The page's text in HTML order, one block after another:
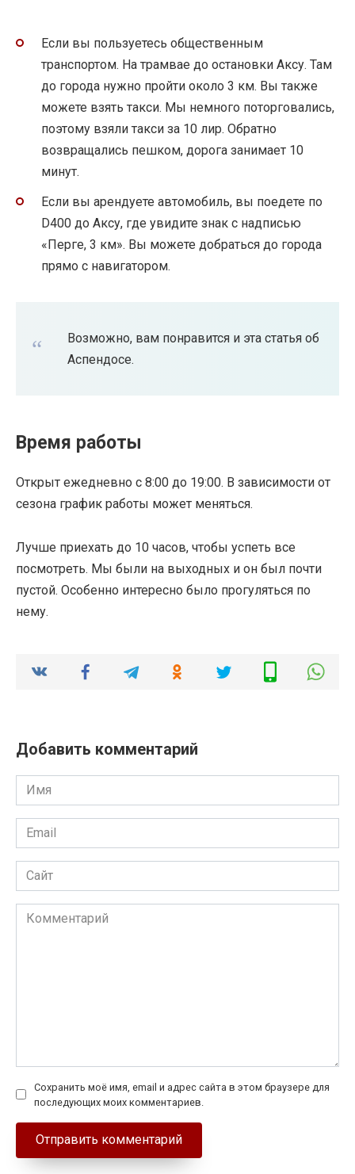
Если вы пользуетесь общественным
транспортом. На трамвае до остановки Аксу. Там
до города нужно пройти около 3 км. Вы также
можете взять такси. Мы немного поторговались,
поэтому взяли такси за 10 лир. Обратно
возвращались пешком, дорога занимает 10
минут.
Если вы арендуете автомобиль, вы поедете по
D400 до Аксу, где увидите знак с надписью
«Перге, 3 км». Вы можете добраться до города
прямо с навигатором.
Возможно, вам понравится и эта статья об
Аспендосе.
Время работы
Открыт ежедневно с 8:00 до 19:00. В зависимости от
сезона график работы может меняться.
Лучше приехать до 10 часов, чтобы успеть все
посмотреть. Мы были на выходных и он был почти
пустой. Особенно интересно было прогуляться по
нему.
Добавить комментарий
Имя
*
Email
*
Сайт
Комментарий
Сохранить моё имя, email и адрес сайта в этом браузере для
последующих моих комментариев.